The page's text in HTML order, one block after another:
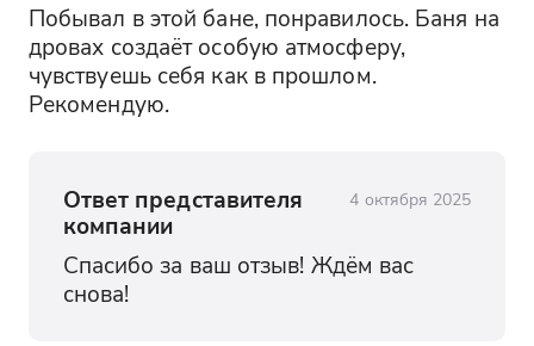
Побывал в этой бане, понравилось. Баня на
дровах создаёт особую атмосферу,
чувствуешь себя как в прошлом.
Рекомендую.
Ответ представителя
компании
4 октября 2025
Спасибо за ваш отзыв! Ждём вас
снова!